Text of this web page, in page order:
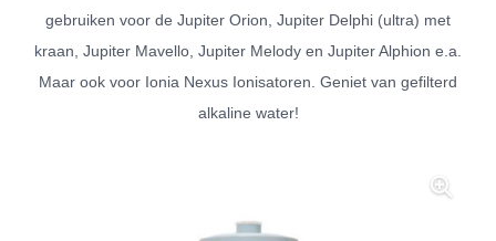
gebruiken voor de Jupiter Orion, Jupiter Delphi (ultra) met
kraan, Jupiter Mavello, Jupiter Melody en Jupiter Alphion e.a.
Maar ook voor Ionia Nexus Ionisatoren. Geniet van gefilterd
alkaline water!